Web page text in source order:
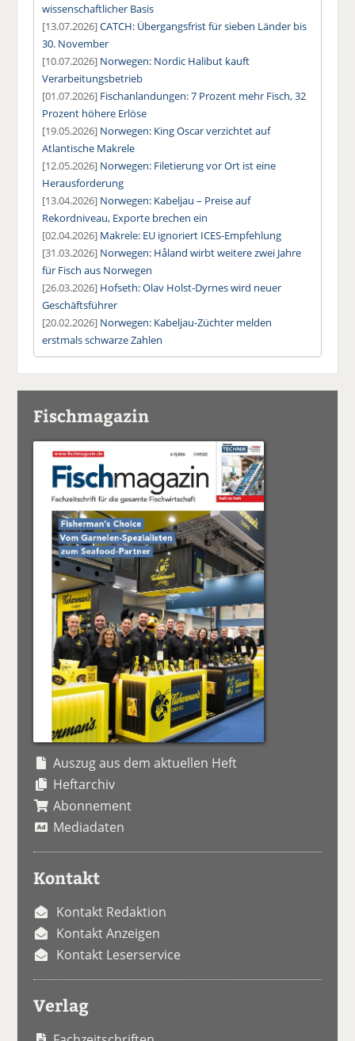
wissenschaftlicher Basis
[13.07.2026]CATCH: Übergangsfrist für sieben Länder bis
30. November
[10.07.2026] Norwegen: Nordic Halibut kauft
Verarbeitungsbetrieb
[01.07.2026] Fischanlandungen: 7 Prozent mehr Fisch, 32
Prozent höhere Erlöse
[19.05.2026] Norwegen: King Oscar verzichtet auf
Atlantische Makrele
[12.05.2026] Norwegen: Filetierung vor Ort ist eine
Herausforderung
[13.04.2026] Norwegen: Kabeljau – Preise auf
Rekordniveau, Exporte brechen ein
[02.04.2026] Makrele: EU ignoriert ICES-Empfehlung
[31.03.2026] Norwegen: Håland wirbt weitere zwei Jahre
für Fisch aus Norwegen
[26.03.2026] Hofseth: Olav Holst-Dyrnes wird neuer
Geschäftsführer
[20.02.2026] Norwegen: Kabeljau-Züchter melden
erstmals schwarze Zahlen
Fischmagazin
Auszug aus dem aktuellen Heft
Heftarchiv
Abonnement
Mediadaten
Kontakt
Kontakt Redaktion
Kontakt Anzeigen
Kontakt Leserservice
Verlag